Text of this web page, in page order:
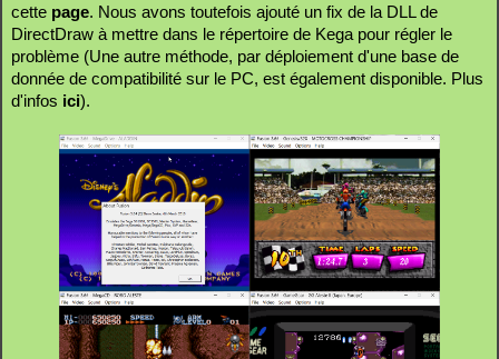
cette page. Nous avons toutefois ajouté un fix de la DLL de
DirectDraw à mettre dans le répertoire de Kega pour régler le
problème (Une autre méthode, par déploiement d'une base de
donnée de compatibilité sur le PC, est également disponible. Plus
d'infos ici).